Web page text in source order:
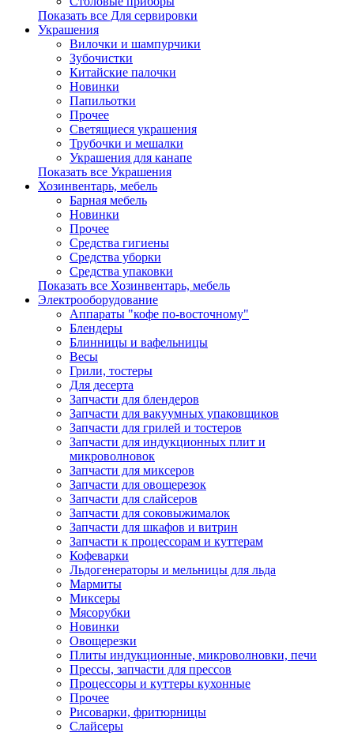
Показать все Для сервировки
Украшения
Вилочки и шампурчики
Зубочистки
Китайские палочки
Новинки
Папильотки
Прочее
Светящиеся украшения
Трубочки и мешалки
Украшения для канапе
Показать все Украшения
Хозинвентарь, мебель
Барная мебель
Новинки
Прочее
Средства гигиены
Средства уборки
Средства упаковки
Показать все Хозинвентарь, мебель
Электрооборудование
Аппараты "кофе по-восточному"
Блендеры
Блинницы и вафельницы
Весы
Грили, тостеры
Для десерта
Запчасти для блендеров
Запчасти для вакуумных упаковщиков
Запчасти для грилей и тостеров
Запчасти для индукционных плит и
микроволновок
Запчасти для миксеров
Запчасти для овощерезок
Запчасти для слайсеров
Запчасти для соковыжималок
Запчасти для шкафов и витрин
Запчасти к процессорам и куттерам
Кофеварки
Льдогенераторы и мельницы для льда
Мармиты
Миксеры
Мясорубки
Новинки
Овощерезки
Плиты индукционные, микроволновки, печи
Прессы, запчасти для прессов
Процессоры и куттеры кухонные
Прочее
Рисоварки, фритюрницы
Слайсеры